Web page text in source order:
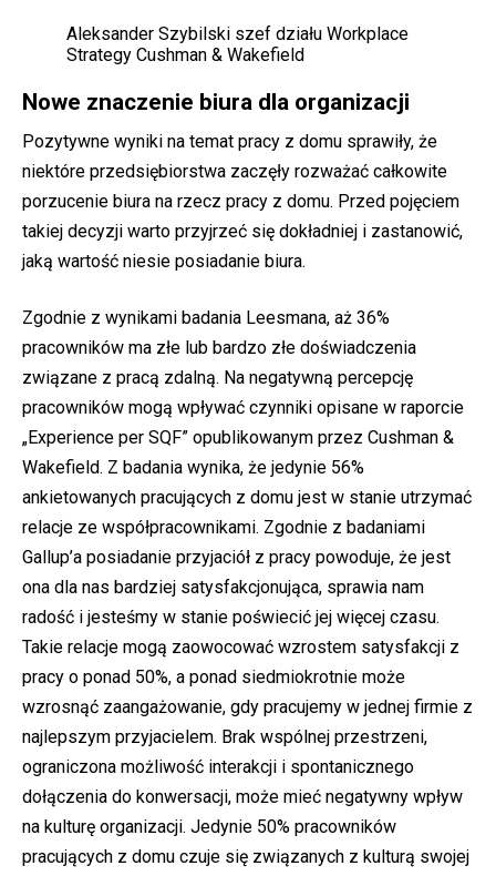
Aleksander Szybilski szef działu Workplace
Strategy Cushman & Wakefield
Nowe znaczenie biura dla organizacji
Pozytywne wyniki na temat pracy z domu sprawiły, że
niektóre przedsiębiorstwa zaczęły rozważać całkowite
porzucenie biura na rzecz pracy z domu. Przed pojęciem
takiej decyzji warto przyjrzeć się dokładniej i zastanowić,
jaką wartość niesie posiadanie biura.
Zgodnie z wynikami badania Leesmana, aż 36%
pracowników ma złe lub bardzo złe doświadczenia
związane z pracą zdalną. Na negatywną percepcję
pracowników mogą wpływać czynniki opisane w raporcie
„Experience per SQF” opublikowanym przez Cushman &
Wakefield. Z badania wynika, że jedynie 56%
ankietowanych pracujących z domu jest w stanie utrzymać
relacje ze współpracownikami. Zgodnie z badaniami
Gallup’a posiadanie przyjaciół z pracy powoduje, że jest
ona dla nas bardziej satysfakcjonująca, sprawia nam
radość i jesteśmy w stanie poświecić jej więcej czasu.
Takie relacje mogą zaowocować wzrostem satysfakcji z
pracy o ponad 50%, a ponad siedmiokrotnie może
wzrosnąć zaangażowanie, gdy pracujemy w jednej firmie z
najlepszym przyjacielem. Brak wspólnej przestrzeni,
ograniczona możliwość interakcji i spontanicznego
dołączenia do konwersacji, może mieć negatywny wpływ
na kulturę organizacji. Jedynie 50% pracowników
pracujących z domu czuje się związanych z kulturą swojej